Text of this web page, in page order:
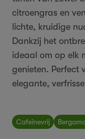
citroengras en
lichte, kruidige
Dankzij het
ideaal om op elk
genieten. Perfect
elegante,
Cafeïnevrij